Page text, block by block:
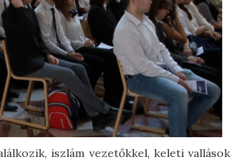
iszlám vezetőkkel, keleti vallások